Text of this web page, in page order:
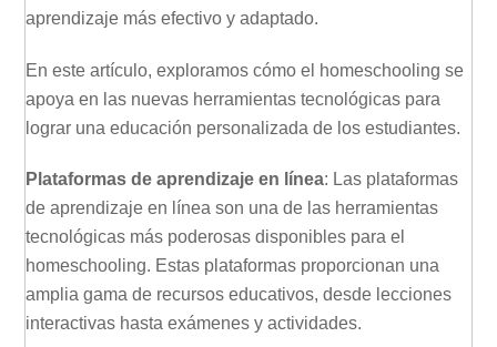
aprendizaje más efectivo y adaptado.
En este artículo, exploramos cómo el homeschooling se
apoya en las nuevas herramientas tecnológicas para
lograr una educación personalizada de los estudiantes.
Plataformas de aprendizaje en línea: Las plataformas
de aprendizaje en línea son una de las herramientas
tecnológicas más poderosas disponibles para el
homeschooling. Estas plataformas proporcionan una
amplia gama de recursos educativos, desde lecciones
interactivas hasta exámenes y actividades.